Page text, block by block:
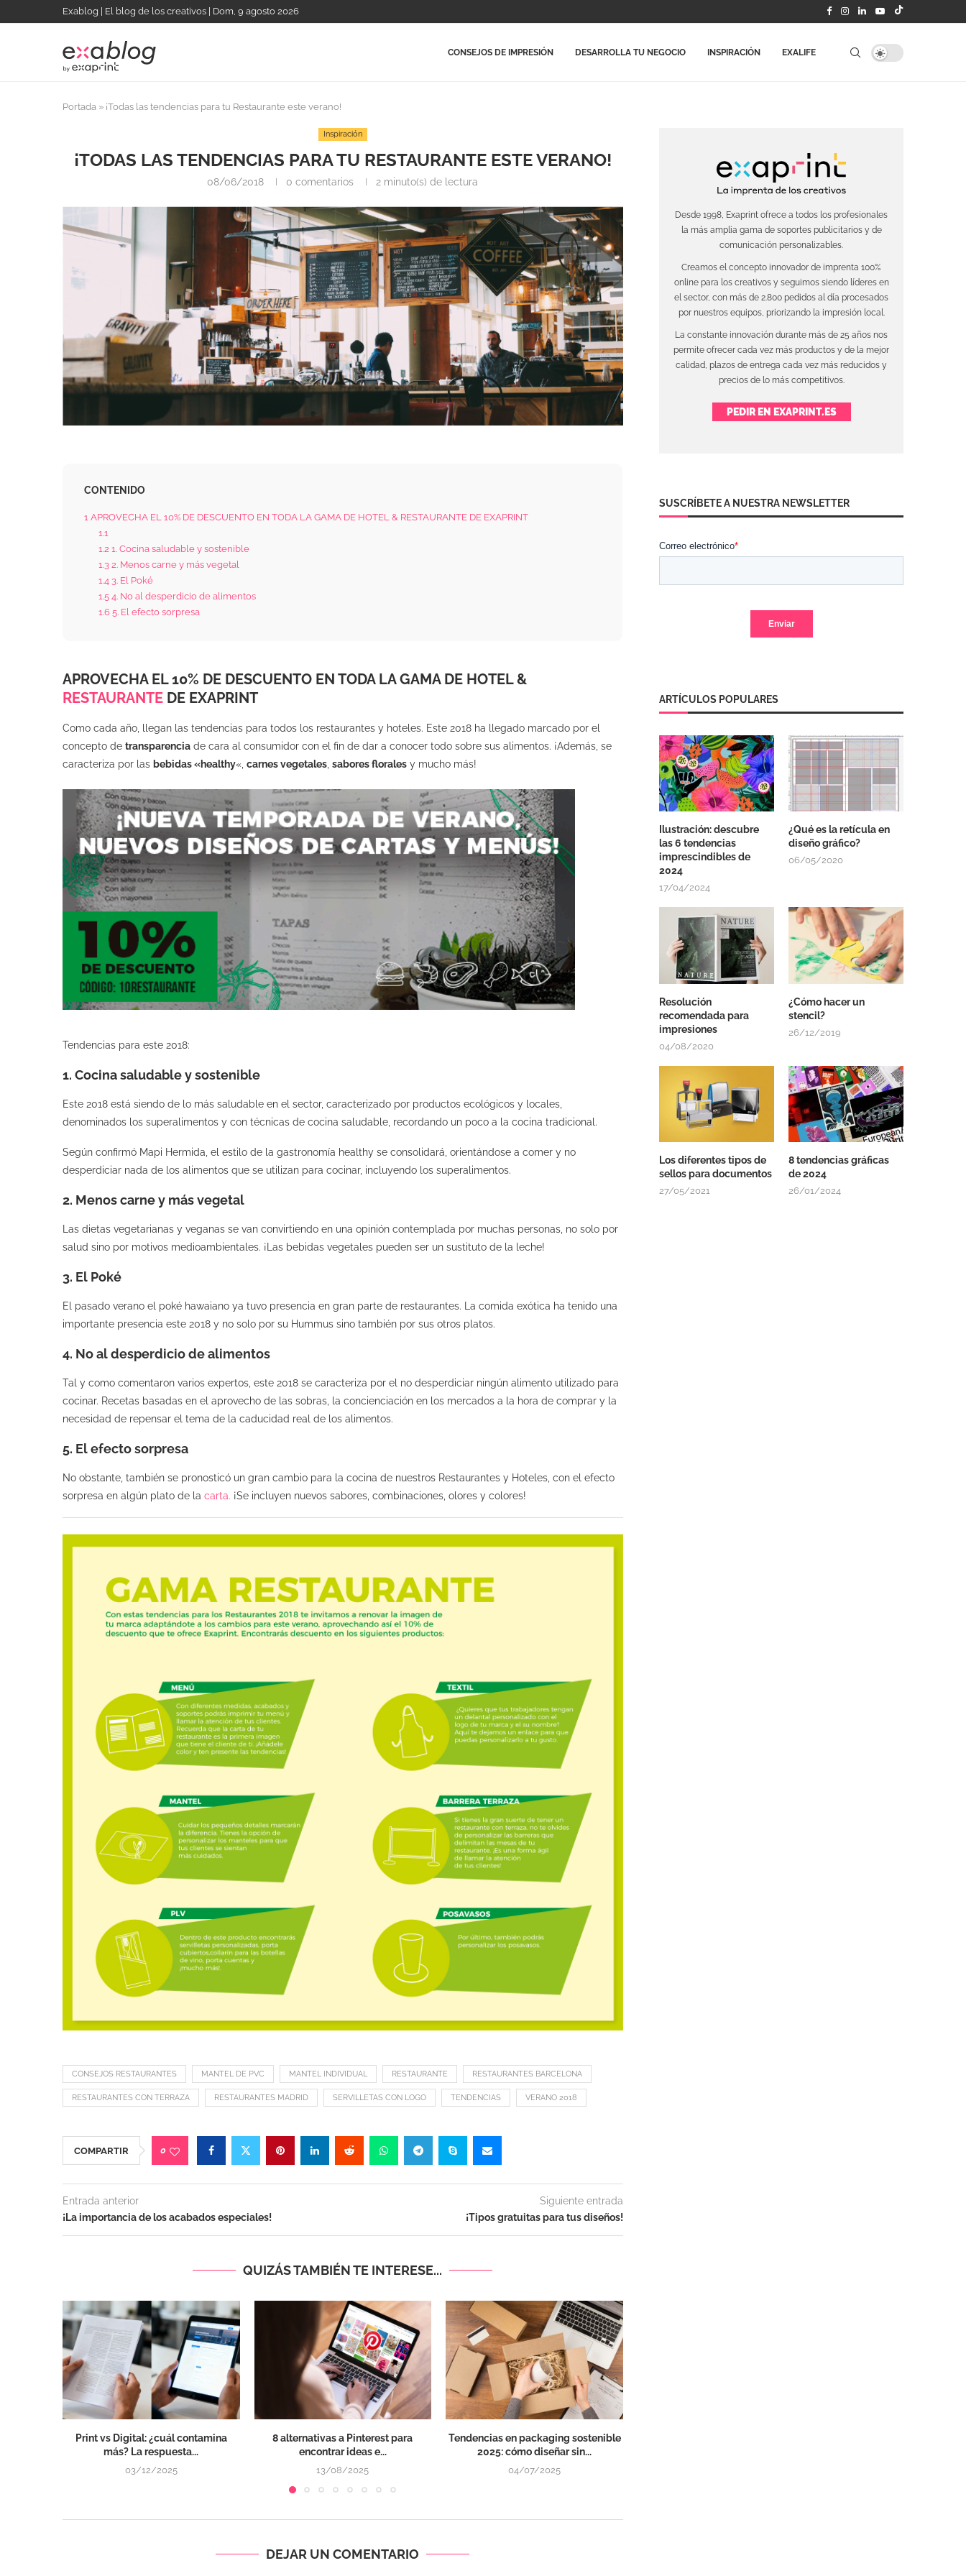
Exablog | El blog de los creativos | Dom, 9 agosto 2026
CONSEJOS DE IMPRESIÓN DESARROLLA TU NEGOCIO INSPIRACIÓN EXALIFE
Portada » ¡Todas las tendencias para tu Restaurante este verano!
Inspiración
¡TODAS LAS TENDENCIAS PARA TU RESTAURANTE ESTE VERANO!
08/06/2018 0 comentarios 2 minuto(s) de lectura
CONTENIDO
1APROVECHA EL 10% DE DESCUENTO EN TODA LA GAMA DE HOTEL & RESTAURANTE DE EXAPRINT
1.1
1.21. Cocina saludable y sostenible
1.32. Menos carne y más vegetal
1.43. El Poké
1.54. No al desperdicio de alimentos
1.65. El efecto sorpresa
APROVECHA EL 10% DE DESCUENTO EN TODA LA GAMA DE HOTEL &
RESTAURANTE DE EXAPRINT
Como cada año, llegan las tendencias para todos los restaurantes y hoteles. Este 2018 ha llegado marcado por el
concepto de transparencia de cara al consumidor con el fin de dar a conocer todo sobre sus alimentos. ¡Además, se
caracteriza por las bebidas «healthy«, carnes vegetales sabores florales y mucho más!
Tendencias para este 2018:
1. Cocina saludable y sostenible
Este 2018 está siendo de lo más saludable en el sector, caracterizado por productos ecológicos y locales,
denominados los superalimentos y con técnicas de cocina saludable, recordando un poco a la cocina tradicional.
Según confirmó Mapi Hermida, el estilo de la gastronomía healthy se consolidará, orientándose a comer y no
desperdiciar nada de los alimentos que se utilizan para cocinar, incluyendo los superalimentos.
2. Menos carne y más vegetal
Las dietas vegetarianas y veganas se van convirtiendo en una opinión contemplada por muchas personas, no solo por
salud sino por motivos medioambientales. ¡Las bebidas vegetales pueden ser un sustituto de la leche!
3. El Poké
El pasado verano el poké hawaiano ya tuvo presencia en gran parte de restaurantes. La comida exótica ha tenido una
importante presencia este 2018 y no solo por su Hummus sino también por sus otros platos.
4. No al desperdicio de alimentos
Tal y como comentaron varios expertos, este 2018 se caracteriza por el no desperdiciar ningún alimento utilizado para
cocinar. Recetas basadas en el aprovecho de las sobras, la concienciación en los mercados a la hora de comprar y la
necesidad de repensar el tema de la caducidad real de los alimentos.
5. El efecto sorpresa
No obstante, también se pronosticó un gran cambio para la cocina de nuestros Restaurantes y Hoteles, con el efecto
sorpresa en algún plato de la carta. ¡Se incluyen nuevos sabores, combinaciones, olores y colores!
CONSEJOS RESTAURANTES MANTEL DE PVC MANTEL INDIVIDUAL RESTAURANTE RESTAURANTES BARCELONA
RESTAURANTES CON TERRAZA RESTAURANTES MADRID SERVILLETAS CON LOGO TENDENCIAS VERANO 2018
COMPARTIR 0
Entrada anterior
¡La importancia de los acabados especiales!
Siguiente entrada
¡Tipos gratuitas para tus diseños!
QUIZÁS TAMBIÉN TE INTERESE...
Print vs Digital: ¿cuál contamina
más? La respuesta...
03/12/2025
8 alternativas a Pinterest para
encontrar ideas e...
13/08/2025
Tendencias en packaging sostenible
2025: cómo diseñar sin...
04/07/2025
DEJAR UN COMENTARIO
Desde 1998, Exaprint ofrece a todos los profesionales
la más amplia gama de soportes publicitarios y de
comunicación personalizables.
Creamos el concepto innovador de imprenta 100%
online para los creativos y seguimos siendo líderes en
el sector, con más de 2.800 pedidos al día procesados
por nuestros equipos, priorizando la impresión local.
La constante innovación durante más de 25 años nos
permite ofrecer cada vez más productos y de la mejor
calidad, plazos de entrega cada vez más reducidos y
precios de lo más competitivos.
PEDIR EN EXAPRINT.ES
SUSCRÍBETE A NUESTRA NEWSLETTER
ARTÍCULOS POPULARES
Ilustración: descubre
las 6 tendencias
imprescindibles de
2024
17/04/2024
¿Qué es la retícula en
diseño gráfico?
06/05/2020
Resolución
recomendada para
impresiones
04/08/2020
¿Cómo hacer un
stencil?
26/12/2019
Los diferentes tipos de
sellos para documentos
27/05/2021
8 tendencias gráficas
de 2024
26/01/2024